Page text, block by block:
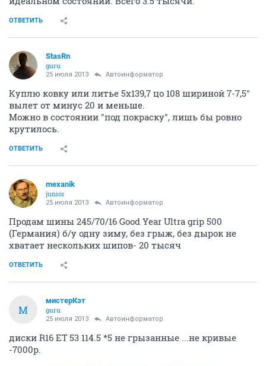
ОТВЕТИТЬ
StasRn
guru
25 июля 2013 Автоинформатор
Куплю ковку или литье 5х139,7 цо 108 шириной 7-7,5"
вылет от минус 20 и меньше.
Можно в состоянии "под покраску", лишь бы ровно
крутилось.
ОТВЕТИТЬ
mexanik
junior
25 июля 2013 Автоинформатор
Продам шины 245/70/16 Good Year Ultra grip 500
(Германия) б/у одну зиму, без грыж, без дырок не
хватает нескольких шипов- 20 тысяч
ОТВЕТИТЬ
М
мистерКэт
guru
25 июля 2013 Автоинформатор
диски R16 ET 53 114.5 *5 не грызанные ...не кривые
-7000р.